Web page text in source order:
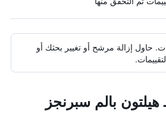
حاول إزالة مرشح أو تغيير بحثك أو
بالم سبرنجز